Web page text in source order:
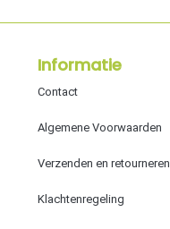
Informatie
Contact
Algemene Voorwaarden
Verzenden en retourneren
Klachtenregeling